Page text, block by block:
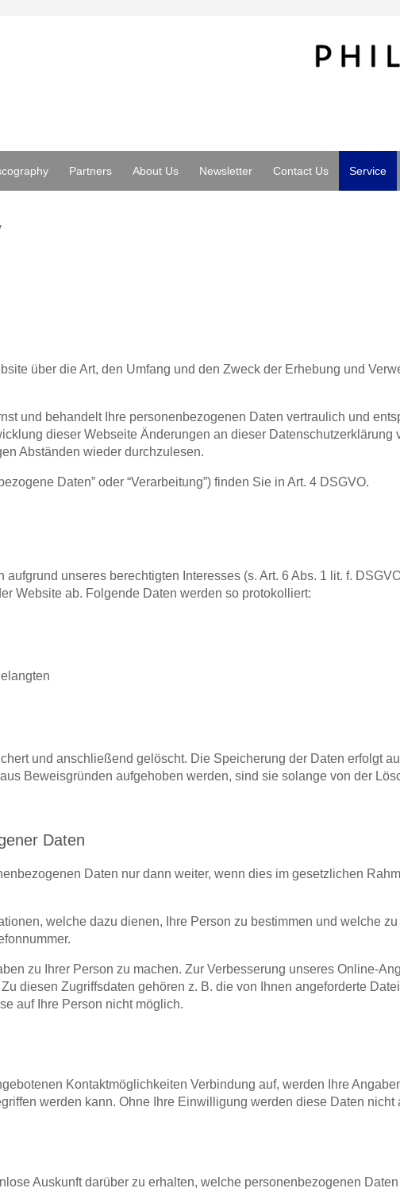
Partners About Us Newsletter Contact Us Service
über die Art, den Umfang und den Zweck der Erhebung und
und behandelt Ihre personenbezogenen Daten vertraulich und
dieser Webseite Änderungen an dieser Datenschutzerklärung
Abständen wieder durchzulesen.
Daten” oder “Verarbeitung”) finden Sie in Art. 4 DSGVO.
unseres berechtigten Interesses (s. Art. 6 Abs. 1 lit. f.
Website ab. Folgende Daten werden so protokolliert:
und anschließend gelöscht. Die Speicherung der Daten erfolgt
Beweisgründen aufgehoben werden, sind sie solange von der
Daten
Daten nur dann weiter, wenn dies im gesetzlichen
welche dazu dienen, Ihre Person zu bestimmen und welche
zu Ihrer Person zu machen. Zur Verbesserung unseres Online-
diesen Zugriffsdaten gehören z. B. die von Ihnen angeforderte
auf Ihre Person nicht möglich.
Kontaktmöglichkeiten Verbindung auf, werden Ihre
werden kann. Ohne Ihre Einwilligung werden diese Daten nicht
Auskunft darüber zu erhalten, welche personenbezogenen